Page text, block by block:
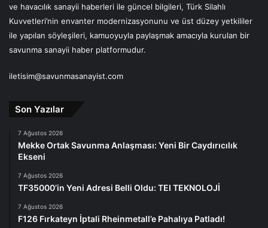
ve havacılık sanayii haberleri ile güncel bilgileri, Türk Silahlı
Kuvvetleri’nin envanter modernizasyonunu ve üst düzey yetkililer
ile yapılan söyleşileri, kamuoyuyla paylaşmak amacıyla kurulan bir
savunma sanayii haber platformudur.
iletisim@savunmasanayist.com
Son Yazılar
7 Ağustos 2026
Mekke Ortak Savunma Anlaşması: Yeni Bir Caydırıcılık
Ekseni
7 Ağustos 2026
TF35000’in Yeni Adresi Belli Oldu: TEI TEKNOLOJİ
7 Ağustos 2026
F126 Fırkateyn İptali Rheinmetall’e Pahalıya Patladı!